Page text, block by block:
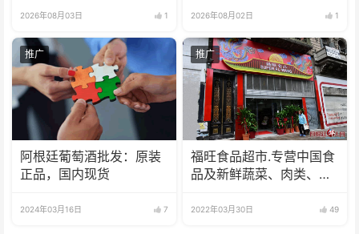
2026年08月03日 1 2026年08月02日 1
推广
阿根廷葡萄酒批发：原装
正品，国内现货
2024年03月16日 7
推广
福旺食品超市.专营中国食
品及新鲜蔬菜、肉类、
2022年03月30日 49